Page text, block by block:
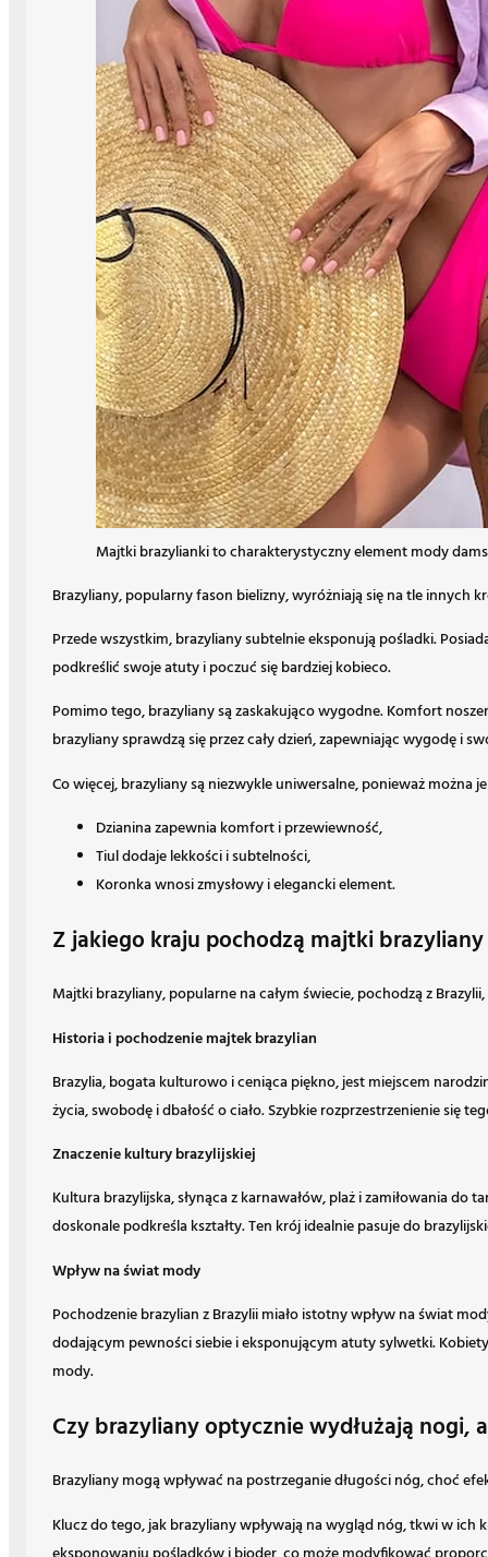
Majtki brazylianki to charakterystyczny element mody
Brazyliany, popularny fason bielizny, wyróżniają się na tle
Przede wszystkim, brazyliany subtelnie eksponują pośladki.
podkreślić swoje atuty i poczuć się bardziej kobieco.
Pomimo tego, brazyliany są zaskakująco wygodne. Komfort
brazyliany sprawdzą się przez cały dzień, zapewniając wygodę i
Co więcej, brazyliany są niezwykle uniwersalne, ponieważ
Dzianina zapewnia komfort i przewiewność,
Tiul dodaje lekkości i subtelności,
Koronka wnosi zmysłowy i elegancki element.
Z jakiego kraju pochodzą majtki
Majtki brazyliany, popularne na całym świecie, pochodzą z
Historia i pochodzenie majtek brazylian
Brazylia, bogata kulturowo i ceniąca piękno, jest miejscem
życia, swobodę i dbałość o ciało. Szybkie rozprzestrzenienie się
Znaczenie kultury brazylijskiej
Kultura brazylijska, słynąca z karnawałów, plaż i zamiłowania
doskonale podkreśla kształty. Ten krój idealnie pasuje do
Wpływ na świat mody
Pochodzenie brazylian z Brazylii miało istotny wpływ na świat
dodającym pewności siebie i eksponującym atuty sylwetki.
mody.
Czy brazyliany optycznie wydłużają nogi,
Brazyliany mogą wpływać na postrzeganie długości nóg, choć
Klucz do tego, jak brazyliany wpływają na wygląd nóg, tkwi w ich